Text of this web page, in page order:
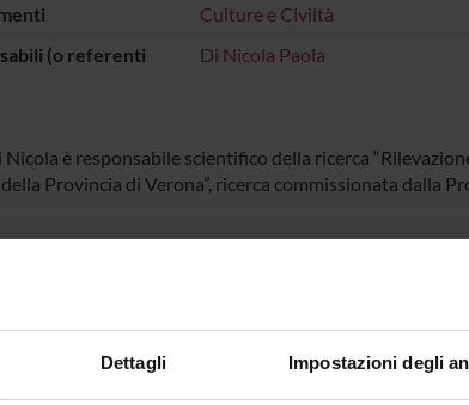
Dettagli Impostazioni degli
Culture e Civiltà
(o referenti
Di Nicola Paola
Nicola è responsabile scientifico della ricerca
Provincia di Verona”, ricerca commissionata dalla